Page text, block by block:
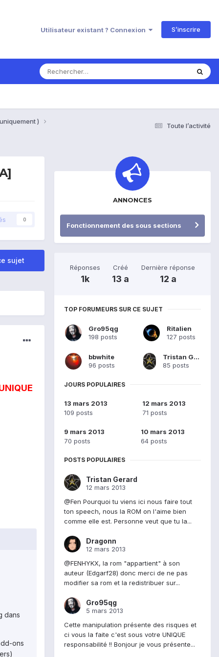
Utilisateur existant ? Connexion S’inscrire
Toute l’activité
)
0
sujet
dans
ons
ANNONCES
Fonctionnement des sous sections
Réponses
1k
Créé
13 a
Dernière réponse
12 a
TOP FORUMEURS SUR CE SUJET
Gro95qg
198 posts
Ritalien
127 posts
bbwhite
96 posts
Tristan Gerard
85 posts
JOURS POPULAIRES
13 mars 2013
109 posts
12 mars 2013
71 posts
9 mars 2013
70 posts
10 mars 2013
64 posts
POSTS POPULAIRES
Tristan Gerard
12 mars 2013
@Fen Pourquoi tu viens ici nous faire tout
ton speech, nous la ROM on l'aime bien
comme elle est. Personne veut que tu la...
Dragonn
12 mars 2013
@FENHYKX, la rom "appartient" à son
auteur (Edgarf28) donc merci de ne pas
modifier sa rom et la redistribuer sur...
Gro95qg
5 mars 2013
Cette manipulation présente des risques et
ci vous la faite c'est sous votre UNIQUE
responsabilité !! Bonjour je vous présente...